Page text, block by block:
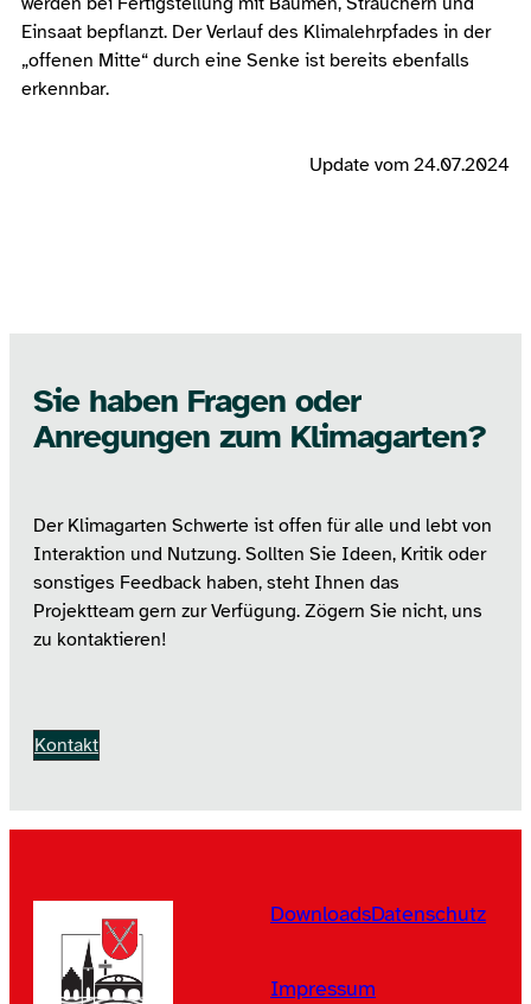
Einsaat bepflanzt. Der Verlauf des Klimalehrpfades in der
„offenen Mitte“ durch eine Senke ist bereits ebenfalls
erkennbar.
Update vom 24.07.2024
Sie haben Fragen oder
Anregungen zum Klimagarten?
Der Klimagarten Schwerte ist offen für alle und lebt von
Interaktion und Nutzung. Sollten Sie Ideen, Kritik oder
sonstiges Feedback haben, steht Ihnen das
Projektteam gern zur Verfügung. Zögern Sie nicht, uns
zu kontaktieren!
Kontakt
DownloadsDatenschutz
Impressum